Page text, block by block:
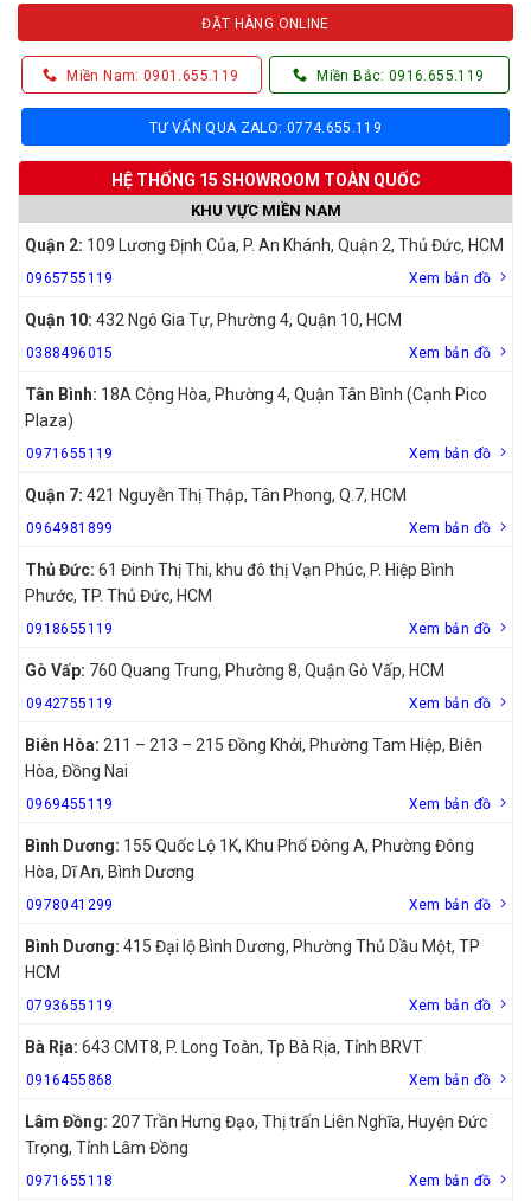
ĐẶT HÀNG ONLINE
Miền Nam: 0901.655.119 Miền Bắc: 0916.655.119
TƯ VẤN QUA ZALO: 0774.655.119
HỆ THỐNG 15 SHOWROOM TOÀN QUỐC
KHU VỰC MIỀN NAM
Quận 2: 109 Lương Định Của, P. An Khánh, Quận 2, Thủ Đức, HCM
0965755119 Xem bản đồ
Quận 10: 432 Ngô Gia Tự, Phường 4, Quận 10, HCM
0388496015 Xem bản đồ
Tân Bình: 18A Cộng Hòa, Phường 4, Quận Tân Bình (Cạnh Pico
Plaza)
0971655119 Xem bản đồ
Quận 7: 421 Nguyễn Thị Thập, Tân Phong, Q.7, HCM
0964981899 Xem bản đồ
Thủ Đức: 61 Đinh Thị Thi, khu đô thị Vạn Phúc, P. Hiệp Bình
Phước, TP. Thủ Đức, HCM
0918655119 Xem bản đồ
Gò Vấp: 760 Quang Trung, Phường 8, Quận Gò Vấp, HCM
0942755119 Xem bản đồ
Biên Hòa: 211 – 213 – 215 Đồng Khởi, Phường Tam Hiệp, Biên
Hòa, Đồng Nai
0969455119 Xem bản đồ
Bình Dương: 155 Quốc Lộ 1K, Khu Phố Đông A, Phường Đông
Hòa, Dĩ An, Bình Dương
0978041299 Xem bản đồ
Bình Dương: 415 Đại lộ Bình Dương, Phường Thủ Dầu Một, TP
HCM
0793655119 Xem bản đồ
Bà Rịa: 643 CMT8, P. Long Toàn, Tp Bà Rịa, Tỉnh BRVT
0916455868 Xem bản đồ
Lâm Đồng: 207 Trần Hưng Đạo, Thị trấn Liên Nghĩa, Huyện Đức
Trọng, Tỉnh Lâm Đồng
0971655118 Xem bản đồ